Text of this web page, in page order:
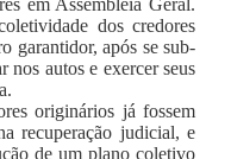
em Assembleia Geral.
dos credores
garantidor, após se sub-
nos autos e exercer seus
originários já fossem
recuperação judicial, e
de um plano coletivo